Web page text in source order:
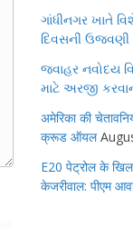
ગાંધીનગર ખાતે
દિવસની ઉજવણી
જવાહર નવોદય
માટે અરજી
अमेरिका की
क्रूड ऑयल
E20 पेट्रोल के
केजरीवाल: पीएम